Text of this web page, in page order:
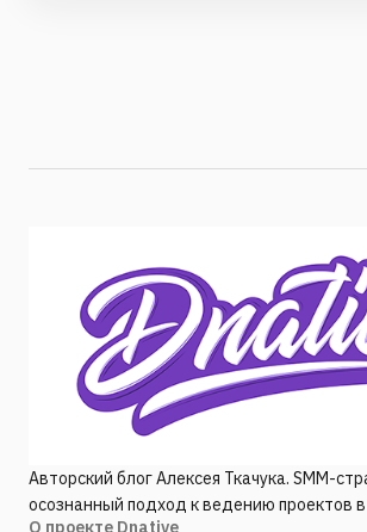
Авторский блог Алексея Ткачука. SMM-
осознанный подход к ведению проектов
О проекте Dnative